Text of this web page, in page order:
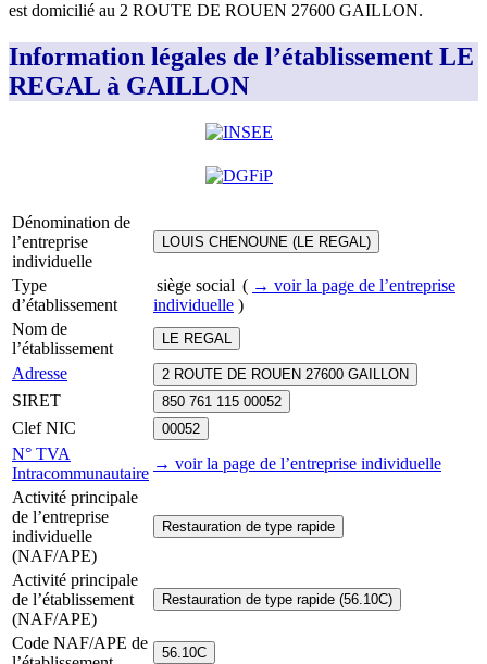
est domicilié au 2 ROUTE DE ROUEN 27600 GAILLON.
Information légales de l’établissement LE
REGAL à GAILLON
Dénomination de
l’entreprise
individuelle
LOUIS CHENOUNE (LE REGAL)
Type
d’établissement
siège social ( → voir la page de l’entreprise
individuelle )
Nom de
l’établissement
LE REGAL
Adresse 2 ROUTE DE ROUEN 27600 GAILLON
SIRET 850 761 115 00052
Clef NIC 00052
N° TVA
Intracommunautaire
→ voir la page de l’entreprise individuelle
Activité principale
de l’entreprise
individuelle
(NAF/APE)
Restauration de type rapide
Activité principale
de l’établissement
(NAF/APE)
Restauration de type rapide (56.10C)
Code NAF/APE de
56.10C